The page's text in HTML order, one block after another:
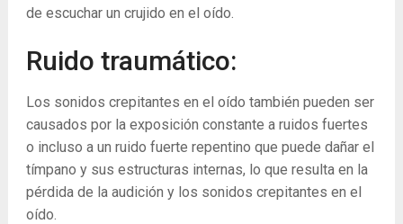
de escuchar un crujido en el oído.
Ruido traumático:
Los sonidos crepitantes en el oído también pueden ser
causados ​​por la exposición constante a ruidos fuertes
o incluso a un ruido fuerte repentino que puede dañar el
tímpano y sus estructuras internas, lo que resulta en la
pérdida de la audición y los sonidos crepitantes en el
oído.